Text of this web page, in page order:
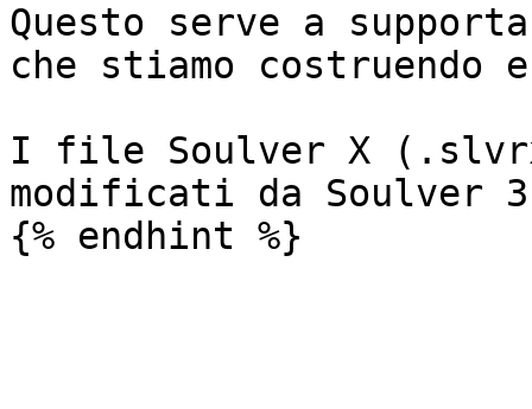
Questo serve a
che stiamo costruendo
I file Soulver X
modificati da Soulver